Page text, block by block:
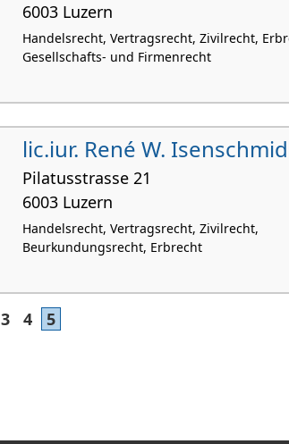
6003 Luzern
Handelsrecht, Vertragsrecht, Zivilrecht,
Gesellschafts- und Firmenrecht
lic.iur. René W. Isenschmid
Pilatusstrasse 21
6003 Luzern
Handelsrecht, Vertragsrecht, Zivilrecht,
Beurkundungsrecht, Erbrecht
3 4 5